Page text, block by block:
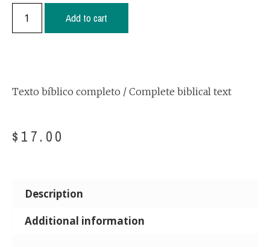
Add to cart
Texto bíblico completo / Complete biblical text
$ 17.00
Description
Additional information